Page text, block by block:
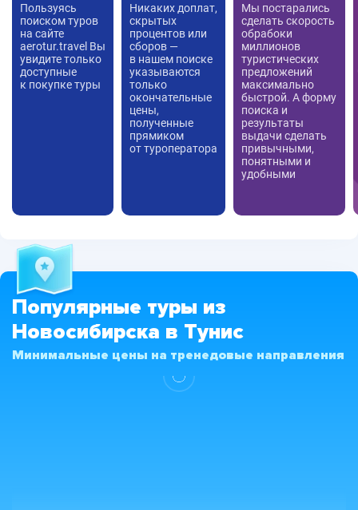
Пользуясь
поиском туров
на сайте
aerotur.travel Вы
увидите только
доступные
к покупке туры
Никаких доплат,
скрытых
процентов или
сборов —
в нашем поиске
указываются
только
окончательные
цены,
полученные
прямиком
от туроператора
Мы постарались
сделать скорость
обрабоки
миллионов
туристических
предложений
максимально
быстрой. А форму
поиска и
результаты
выдачи сделать
привычными,
понятными и
удобными
Популярные туры из
Новосибирска в Тунис
Минимальные цены на тренедовые направления